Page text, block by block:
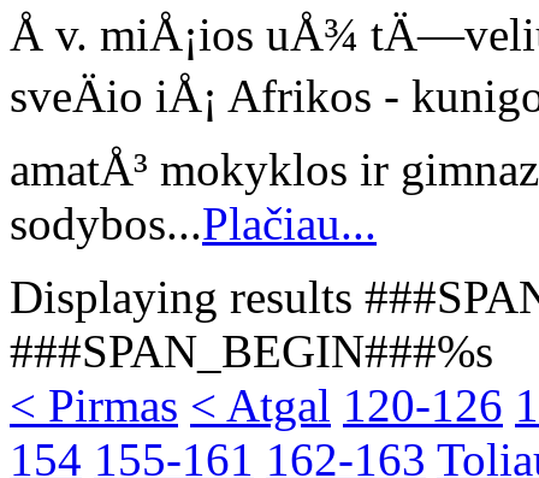
Å v. miÅ¡ios uÅ¾
sveÄio iÅ¡ Afrikos -
amatÅ³ mokyklos ir
sodybos...Plačiau...
Displaying results
###SPAN_BEGIN###%s
< Pirmas < Atgal 120-126
154 155-161 162-163